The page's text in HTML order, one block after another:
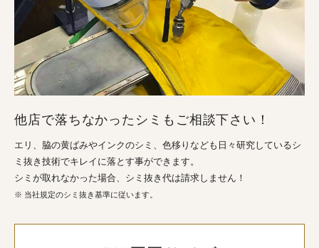
他店で落ちなかったシミもご相談下さい！
エリ、脇の黄ばみやインクのシミ、色移りなども日々研究しているシ
ミ抜き技術でキレイに落とす事ができます。
シミが取れなかった場合、シミ抜き代は請求しません！
※ 当社規定のシミ抜き基準に従います。